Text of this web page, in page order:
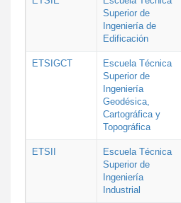
Superior de
Ingeniería de
Edificación
ETSIGCT
Escuela Técnica
Superior de
Ingeniería
Geodésica,
Cartográfica y
Topográfica
ETSII
Escuela Técnica
Superior de
Ingeniería
Industrial